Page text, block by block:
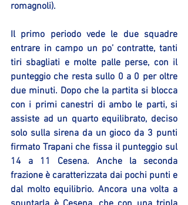
romagnoli).
Il primo periodo vede le due squadre
entrare in campo un po’ contratte, tanti
tiri sbagliati e molte palle perse, con il
punteggio che resta sullo 0 a 0 per oltre
due minuti. Dopo che la partita si blocca
con i primi canestri di ambo le parti, si
assiste ad un quarto equilibrato, deciso
solo sulla sirena da un gioco da 3 punti
firmato Trapani che fissa il punteggio sul
14 a 11 Cesena. Anche la seconda
frazione è caratterizzata dai pochi punti e
dal molto equilibrio. Ancora una volta a